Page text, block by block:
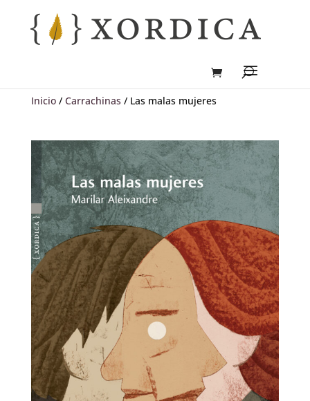
Inicio/ Carrachinas / Las malas mujeres